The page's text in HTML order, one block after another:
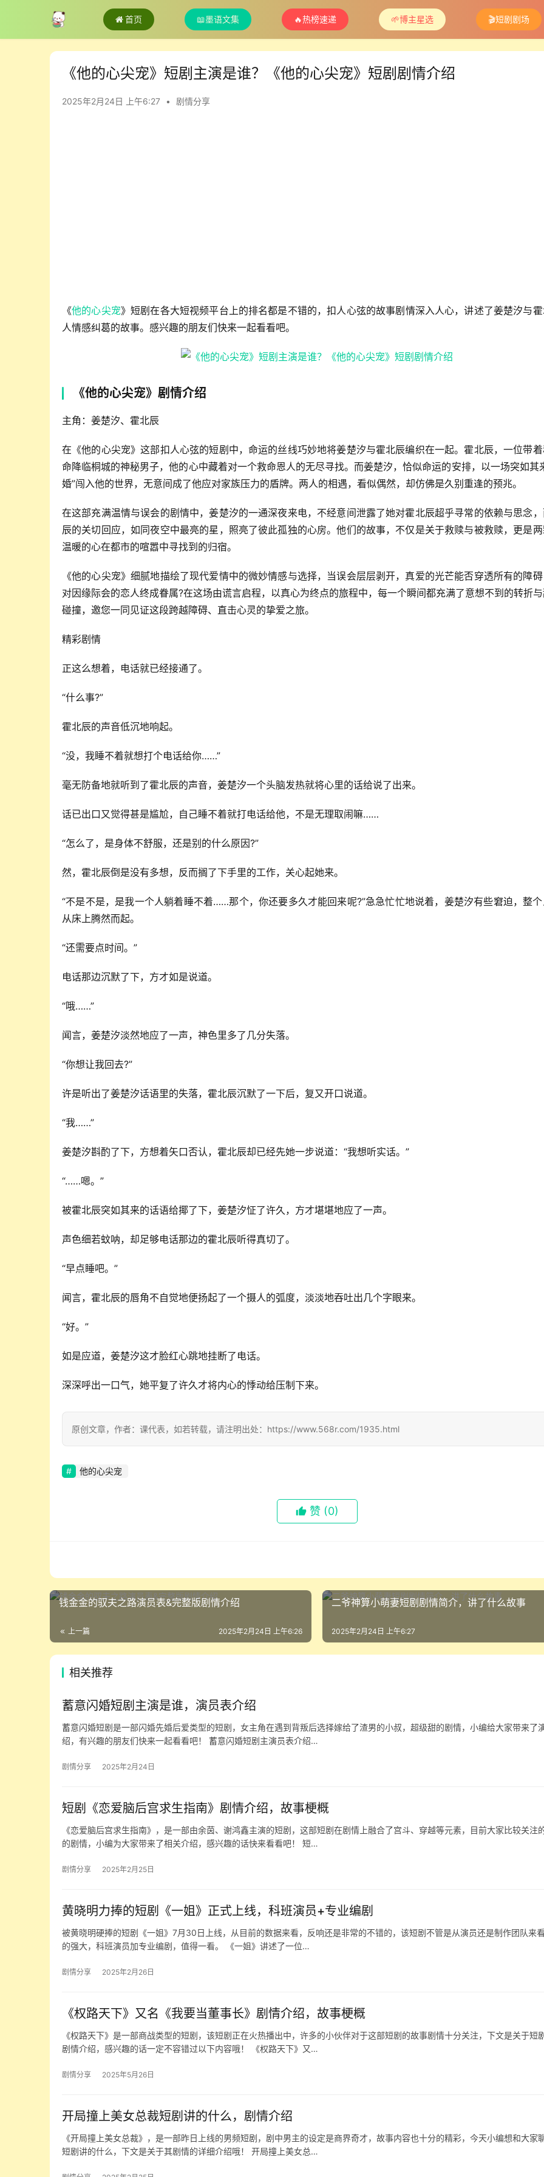
首页 📖墨语文集 🔥热榜速递 🌱博主星选 🎬短剧剧场
《他的心尖宠》短剧主演是谁？《他的心尖宠》短剧剧情介绍
2025年2月24日 上午6:27 • 剧情分享
《他的心尖宠》短剧在各大短视频平台上的排名都是不错的，扣人心弦的故事剧情深入人心，讲述了姜楚汐与
人情感纠葛的故事。感兴趣的朋友们快来一起看看吧。
《他的心尖宠》剧情介绍
主角：姜楚汐、霍北辰
在《他的心尖宠》这部扣人心弦的短剧中，命运的丝线巧妙地将姜楚汐与霍北辰编织在一起。霍北辰，一位带
命降临桐城的神秘男子，他的心中藏着对一个救命恩人的无尽寻找。而姜楚汐，恰似命运的安排，以一场突如其
婚”闯入他的世界，无意间成了他应对家族压力的盾牌。两人的相遇，看似偶然，却仿佛是久别重逢的预兆。
在这部充满温情与误会的剧情中，姜楚汐的一通深夜来电，不经意间泄露了她对霍北辰超乎寻常的依赖与思念
辰的关切回应，如同夜空中最亮的星，照亮了彼此孤独的心房。他们的故事，不仅是关于救赎与被救赎，更是
温暖的心在都市的喧嚣中寻找到的归宿。
《他的心尖宠》细腻地描绘了现代爱情中的微妙情感与选择，当误会层层剥开，真爱的光芒能否穿透所有的障
对因缘际会的恋人终成眷属?在这场由谎言启程，以真心为终点的旅程中，每一个瞬间都充满了意想不到的转折
碰撞，邀您一同见证这段跨越障碍、直击心灵的挚爱之旅。
精彩剧情
正这么想着，电话就已经接通了。
“什么事?”
霍北辰的声音低沉地响起。
“没，我睡不着就想打个电话给你……”
毫无防备地就听到了霍北辰的声音，姜楚汐一个头脑发热就将心里的话给说了出来。
话已出口又觉得甚是尴尬，自己睡不着就打电话给他，不是无理取闹嘛……
“怎么了，是身体不舒服，还是别的什么原因?”
然，霍北辰倒是没有多想，反而搁了下手里的工作，关心起她来。
“不是不是，是我一个人躺着睡不着……那个，你还要多久才能回来呢?”急急忙忙地说着，姜楚汐有些窘迫，整
从床上腾然而起。
“还需要点时间。”
电话那边沉默了下，方才如是说道。
“哦……”
闻言，姜楚汐淡然地应了一声，神色里多了几分失落。
“你想让我回去?”
许是听出了姜楚汐话语里的失落，霍北辰沉默了一下后，复又开口说道。
“我……”
姜楚汐斟酌了下，方想着矢口否认，霍北辰却已经先她一步说道：“我想听实话。”
“……嗯。”
被霍北辰突如其来的话语给揶了下，姜楚汐怔了许久，方才堪堪地应了一声。
声色细若蚊呐，却足够电话那边的霍北辰听得真切了。
“早点睡吧。”
闻言，霍北辰的唇角不自觉地便扬起了一个摄人的弧度，淡淡地吞吐出几个字眼来。
“好。”
如是应道，姜楚汐这才脸红心跳地挂断了电话。
深深呼出一口气，她平复了许久才将内心的悸动给压制下来。
原创文章，作者：课代表，如若转载，请注明出处：https://www.568r.com/1935.html
他的心尖宠
赞 (0)
钱金金的驭夫之路演员表&完整版剧情介绍
上一篇 2025年2月24日 上午6:26
二爷神算小萌妻短剧剧情简介，讲了什么故事
2025年2月24日 上午6:27
相关推荐
蓄意闪婚短剧主演是谁，演员表介绍
蓄意闪婚短剧是一部闪婚先婚后爱类型的短剧，女主角在遇到背叛后选择嫁给了渣男的小叔，超级甜的剧情，小编给大家带来了
绍，有兴趣的朋友们快来一起看看吧！ 蓄意闪婚短剧主演员表介绍…
剧情分享 2025年2月24日
短剧《恋爱脑后宫求生指南》剧情介绍，故事梗概
《恋爱脑后宫求生指南》，是一部由余茵、谢鸿鑫主演的短剧，这部短剧在剧情上融合了宫斗、穿越等元素，目前大家比较关注
的剧情，小编为大家带来了相关介绍，感兴趣的话快来看看吧！ 短…
剧情分享 2025年2月25日
黄晓明力捧的短剧《一姐》正式上线，科班演员+专业编剧
被黄晓明硬捧的短剧《一姐》7月30日上线，从目前的数据来看，反响还是非常的不错的，该短剧不管是从演员还是制作团队来
的强大，科班演员加专业编剧，值得一看。 《一姐》讲述了一位…
剧情分享 2025年2月26日
《权路天下》又名《我要当董事长》剧情介绍，故事梗概
《权路天下》是一部商战类型的短剧，该短剧正在火热播出中，许多的小伙伴对于这部短剧的故事剧情十分关注，下文是关于短
剧情介绍，感兴趣的话一定不容错过以下内容哦！ 《权路天下》又…
剧情分享 2025年5月26日
开局撞上美女总裁短剧讲的什么，剧情介绍
《开局撞上美女总裁》，是一部昨日上线的男频短剧，剧中男主的设定是商界奇才，故事内容也十分的精彩，今天小编想和大家
短剧讲的什么，下文是关于其剧情的详细介绍哦！ 开局撞上美女总…